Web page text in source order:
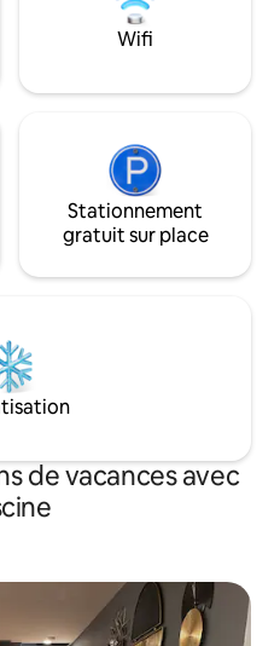
en voiture. Découvrez la ligne d'horizon
de Chicago à
Casino sont à
Wifi
Stationnement
gratuit sur place
de vacances avec